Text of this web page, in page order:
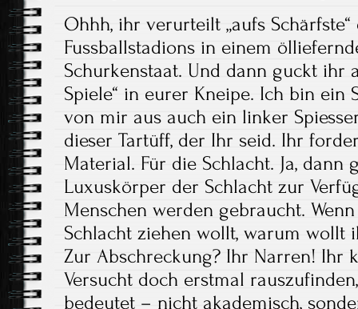
Ohhh, ihr verurteilt „aufs Schärfste“
Fussballstadions in einem
Schurkenstaat. Und dann guckt ihr
Spiele“ in eurer Kneipe. Ich bin ein
von mir aus auch ein linker
dieser Tartüff, der Ihr seid. Ihr
Material. Für die Schlacht. Ja, dann
Luxuskörper der Schlacht zur
Menschen werden gebraucht.
Schlacht ziehen wollt, warum wollt
Zur Abschreckung? Ihr Narren! Ihr
Versucht doch erstmal
bedeutet – nicht akademisch,